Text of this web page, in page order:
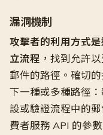
漏洞機制
攻擊者的利用方式
立流程 ，找到允許
郵件的路徑。確切
下一種或多種路徑
設或驗證流程中的
費者服務 API 的參